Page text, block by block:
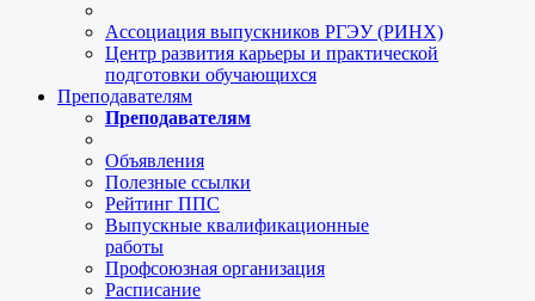
Ассоциация выпускников РГЭУ (РИНХ)
Центр развития карьеры и практической
подготовки обучающихся
Преподавателям
Преподавателям
Объявления
Полезные ссылки
Рейтинг ППС
Выпускные квалификационные
работы
Профсоюзная организация
Расписание